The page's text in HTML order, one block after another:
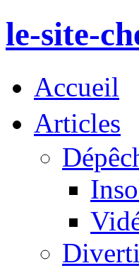
le-site-
Accueil
Articles